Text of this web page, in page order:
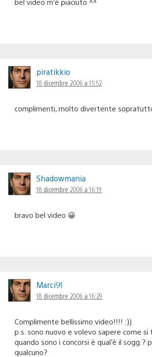
piratikkio
18 dicembre 2006 a 15:52
complimenti, molto divertente
Shadowmania
18 dicembre 2006 a 16:19
bravo bel video 😀
Marci91
18 dicembre 2006 a 16:29
Complimente bellissimo video!!!! :))
p.s. sono nuovo e volevo sapere come si
quando sono i concorsi è qual’è il sogg.?
qualcuno?